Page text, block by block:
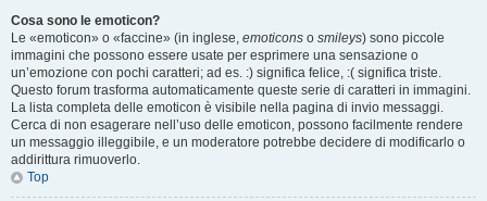
Cosa sono le emoticon?
Le «emoticon» o «faccine» (in inglese, emoticons o smileys) sono piccole
immagini che possono essere usate per esprimere una sensazione o
un’emozione con pochi caratteri; ad es. :) significa felice, :( significa triste.
Questo forum trasforma automaticamente queste serie di caratteri in immagini.
La lista completa delle emoticon è visibile nella pagina di invio messaggi.
Cerca di non esagerare nell’uso delle emoticon, possono facilmente rendere
un messaggio illeggibile, e un moderatore potrebbe decidere di modificarlo o
addirittura rimuoverlo.
Top